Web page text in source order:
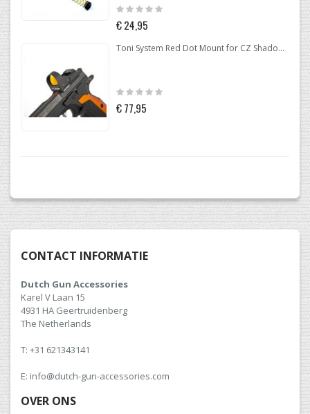
Rating:
0%
€ 24,95
Toni System Red Dot Mount for CZ Shadow 2 Optic Ready
Rating:
€ 77,95
CONTACT INFORMATIE
Dutch Gun Accessories
Karel V Laan 15
4931 HA Geertruidenberg
The Netherlands
T: +31 621343141
E: info@dutch-gun-accessories.com
OVER ONS